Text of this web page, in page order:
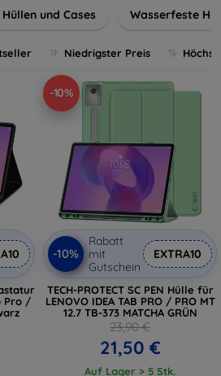
und Cases Wasserfeste
Niedrigster Preis
Pro /
-10%
-10%
Rabatt
mit
Gutschein
EXTRA10
TECH-PROTECT SC PEN Hülle für
LENOVO IDEA TAB PRO / PRO MT
12.7 TB-373 MATCHA GRÜN
23,90 €
21,50 €
Auf Lager > 5 Stk.